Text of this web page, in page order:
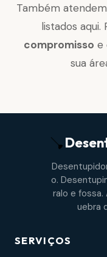
Também
listados aqui.
compromisso e
sua
o.
ralo e
uebra
SERVIÇOS